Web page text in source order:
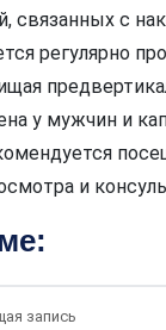
связанных с
регулярно
у мужчин и
и
запись